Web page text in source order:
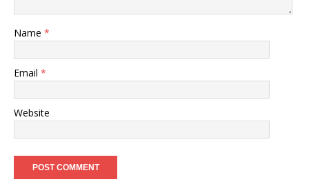
Name *
Email *
Website